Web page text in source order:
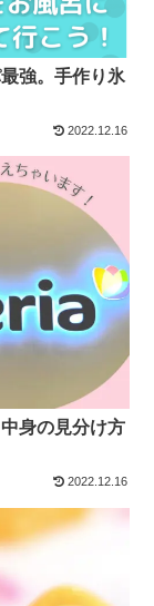
強。手作り氷
2022.12.16
身の見分け方
2022.12.16